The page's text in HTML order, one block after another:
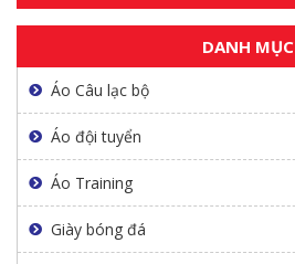
XEM THÊM
DANH MỤC
Áo Câu lạc bộ
Áo đội tuyển
Áo Training
Giày bóng đá